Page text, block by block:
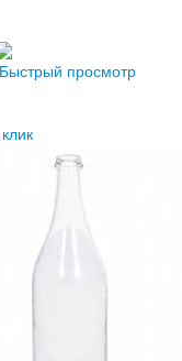
Быстрый просмотр